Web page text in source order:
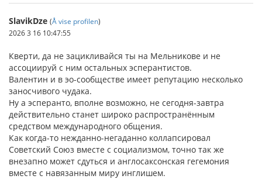
SlavikDze (Å vise profilen)
2026 3 16 10:47:55
Кверти, да не зацикливайся ты на Мельникове и не
ассоциируй с ним остальных эсперантистов.
Валентин и в эо-сообществе имеет репутацию несколько
заносчивого чудака.
Ну а эсперанто, вполне возможно, не сегодня-завтра
действительно станет широко распространённым
средством международного общения.
Как когда-то нежданно-негаданно коллапсировал
Советский Союз вместе с социализмом, точно так же
внезапно может сдуться и англосаксонская гегемония
вместе с навязанным миру инглишем.